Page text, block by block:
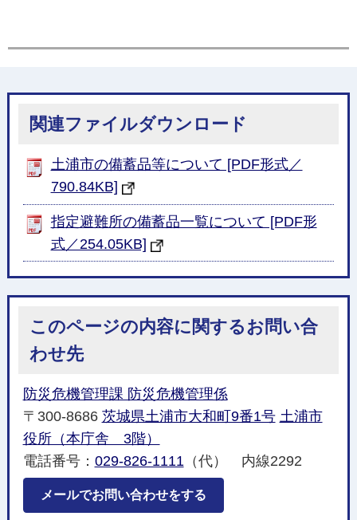
関連ファイルダウンロード
土浦市の備蓄品等について [PDF形式／
790.84KB]
指定避難所の備蓄品一覧について [PDF形
式／254.05KB]
このページの内容に関するお問い合
わせ先
防災危機管理課 防災危機管理係
〒300-8686 茨城県土浦市大和町9番1号 土浦市
役所（本庁舎 3階）
電話番号： 029-826-1111（代） 内線2292
メールでお問い合わせをする